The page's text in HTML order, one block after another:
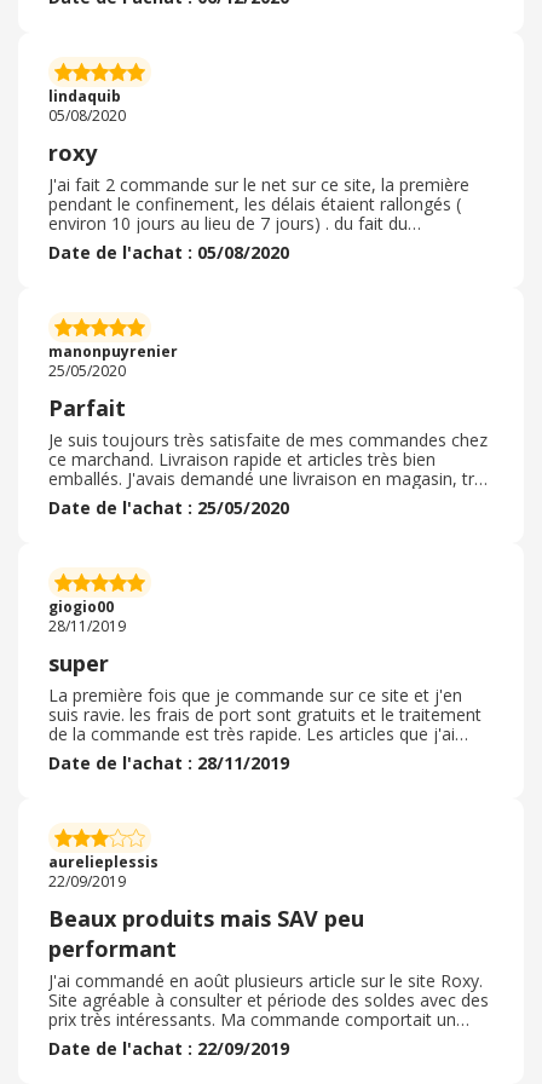
quand on hésite entre deux tailles. On peut échanger en
passer par des sites comme Zalando qui permettent de
changer gratuitement. Sinon la livraison est super rapide.
On reçoit beaucoup de mails après achats, c'est lassant.
lindaquib
05/08/2020
roxy
J'ai fait 2 commande sur le net sur ce site, la première
pendant le confinement, les délais étaient rallongés (
environ 10 jours au lieu de 7 jours) . du fait du
rallongement de durée, ils m'ont adressé une réduction
de dix euros pour une prochaine commande que j'ai
pour femmes et enfants et la livraison est gratuite
quelque soit le montant de la commande si bous
appartenez au boarderclub ( inscription gratuite, valable
en boutique et sur quiksiver et DC Shoes)
Date de l'achat : 05/08/2020
manonpuyrenier
25/05/2020
Parfait
Je suis toujours très satisfaite de mes commandes chez
ce marchand. Livraison rapide et articles très bien
emballés. J'avais demandé une livraison en magasin, très
pratique quand le produit souhaité n'est pas disponible
en boutique. De plus livraison en boutique gratuite. J'ai
des vêtements est parfaite. Ca vaut donc le coup. Les
articles que j'ai acheté étaient conformes aux
descriptions du site. Très bonne indication dans les
tailles donc aucuns soucis à ce niveau la. Je
Date de l'achat : 25/05/2020
giogio00
28/11/2019
super
La première fois que je commande sur ce site et j'en
suis ravie. les frais de port sont gratuits et le traitement
de la commande est très rapide. Les articles que j'ai
commandé sont de très bonnes qualités et conforme à
mes attentes. Je n'ai donc pas eu besoin de retourner les
recommande donc le site qui est très sérieux et
attendez les soldes pour avoir les meilleurs tarifs. Au top
Date de l'achat : 28/11/2019
aurelieplessis
22/09/2019
Beaux produits mais SAV peu
performant
J'ai commandé en août plusieurs article sur le site Roxy.
Site agréable à consulter et période des soldes avec des
prix très intéressants. Ma commande comportait un
haut et un bas vendu séparément mais de la même
gamme. Suite à une erreur de stock je n'ai reçu que le
Date de l'achat : 22/09/2019